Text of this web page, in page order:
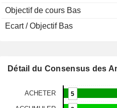
Objectif de cours Bas
Ecart / Objectif Bas
Détail du Consensus des